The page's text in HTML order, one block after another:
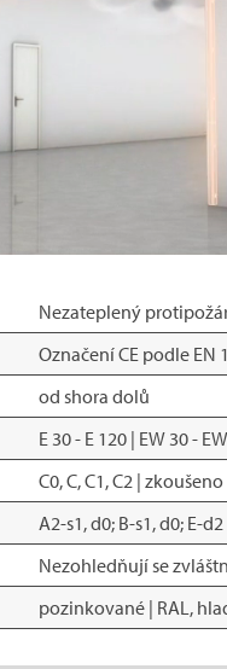
Nezateplený
Označení CE podle EN
od shora dolů
E 30 - E 120 | EW 30 -
C0, C, C1, C2 |
A2-s1, d0; B-s1, d0; E-
Nezohledňují se
pozinkované | RAL,